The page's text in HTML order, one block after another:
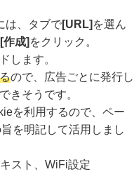
は、タブで[URL] を選ん
[作成] をクリック。
します。
ので、広告ごとに発行し
きそうです。
を利用するので、ペー
を明記して活用しまし
スト、WiFi設定